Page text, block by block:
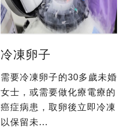
冷凍卵子
需要冷凍卵子的30多歲未婚
女士，或需要做化療電療的
癌症病患，取卵後立即冷凍
以保留未...